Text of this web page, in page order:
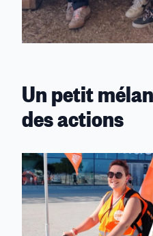
Un petit
des actions